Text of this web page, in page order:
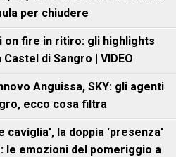
per chiudere
on fire in ritiro: gli highlights
di Sangro | VIDEO
Anguissa, SKY: gli agenti
ecco cosa filtra
caviglia', la doppia 'presenza'
le emozioni del pomeriggio a